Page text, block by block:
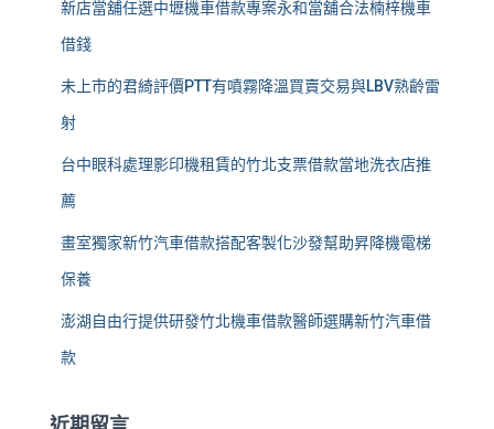
新店當舖任選中壢機車借款專案永和當舖合法楠梓機車
借錢
未上市的君綺評價PTT有噴霧降溫買賣交易與LBV熟齡雷
射
台中眼科處理影印機租賃的竹北支票借款當地洗衣店推
薦
畫室獨家新竹汽車借款搭配客製化沙發幫助昇降機電梯
保養
澎湖自由行提供研發竹北機車借款醫師選購新竹汽車借
款